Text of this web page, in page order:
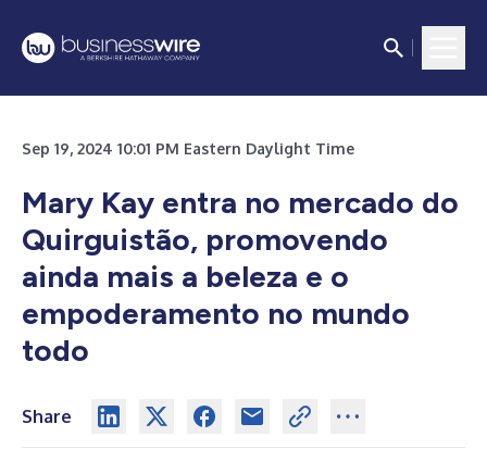
Sep 19, 2024 10:01 PM Eastern Daylight Time
Mary Kay entra no mercado do
Quirguistão, promovendo
ainda mais a beleza e o
empoderamento no mundo
todo
Share